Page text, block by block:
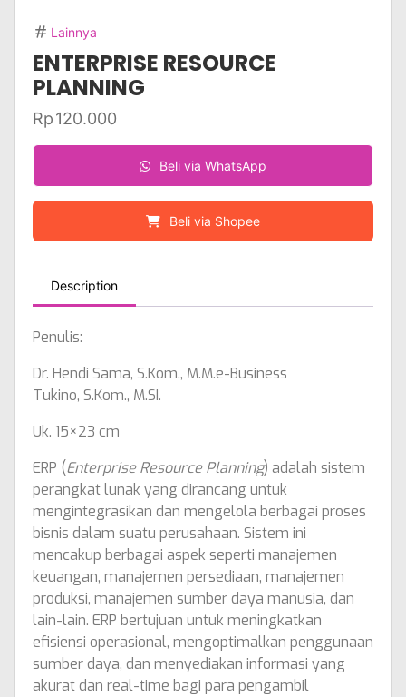
Lainnya
ENTERPRISE RESOURCE
PLANNING
Rp120.000
Beli via WhatsApp
Beli via Shopee
Description
Penulis:
Dr. Hendi Sama, S.Kom., M.M.e-Business
Tukino, S.Kom., M.SI.
Uk. 15×23 cm
ERP (Enterprise Resource Planning) adalah sistem
perangkat lunak yang dirancang untuk
mengintegrasikan dan mengelola berbagai proses
bisnis dalam suatu perusahaan. Sistem ini
mencakup berbagai aspek seperti manajemen
keuangan, manajemen persediaan, manajemen
produksi, manajemen sumber daya manusia, dan
lain-lain. ERP bertujuan untuk meningkatkan
efisiensi operasional, mengoptimalkan penggunaan
sumber daya, dan menyediakan informasi yang
akurat dan real-time bagi para pengambil